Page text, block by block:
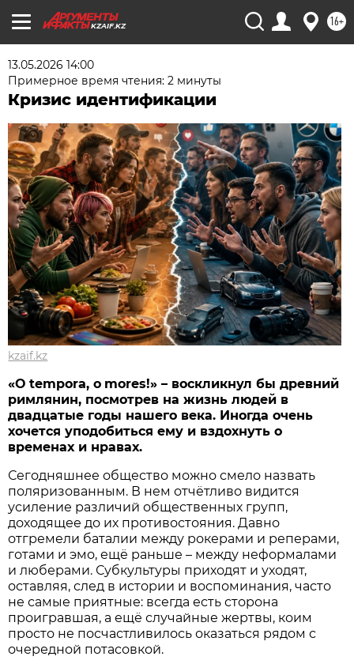
KZAIF.KZ 16+
13.05.2026 14:00
Примерное время чтения: 2 минуты
Кризис идентификации
kzaif.kz
«O tempora,o mores!» – воскликнул бы древний
римлянин, посмотрев на жизнь людей в
двадцатые годы нашего века. Иногда очень
хочется уподобиться ему и вздохнуть о
временах и нравах.
Сегодняшнее общество можно смело назвать
поляризованным. В нем отчётливо видится
усиление различий общественных групп,
доходящее до их противостояния. Давно
отгремели баталии между рокерами и реперами,
готами и эмо, ещё раньше – между неформалами
и люберами. Субкультуры приходят и уходят,
оставляя, след в истории и воспоминания, часто
не самые приятные: всегда есть сторона
проигравшая, а ещё случайные жертвы, коим
просто не посчастливилось оказаться рядом с
очередной потасовкой.